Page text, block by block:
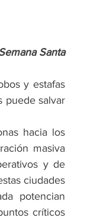
Santa
y estafas
puede salvar
hacia los
masiva
y de
ciudades
potencian
críticos